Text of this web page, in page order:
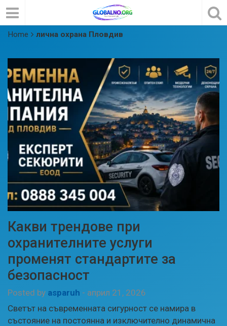
Home лична охрана Пловдив
Какви трендове при
охранителните услуги
променят стандартите за
безопасност
Posted by asparuh - април 21, 2026
Светът на съвременната сигурност се намира в
състояние на постоянна и изключително динамична